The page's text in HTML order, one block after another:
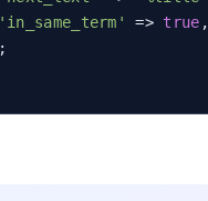
'in_same_term'
=> true